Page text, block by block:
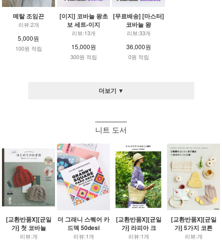
메탈 조임끈
리뷰:2개
5,000원
100원 적립
[이지] 코바늘 왕초
보 세트-이지
리뷰:13개
15,000원
300원 적립
[무료배송] [마스터]
코바늘 왕
리뷰:33개
36,000원
0원 적립
더보기 ▼
니트 도서
[교환반품X][균일
가] 첫 코바늘
리뷰:개
더 그래니 스퀘어 카
드덱 50desi
리뷰:1개
[교환반품X][균일
가] 라피아 크
리뷰:1개
[교환반품X][균일
가] 5가지 코튼
리뷰:개